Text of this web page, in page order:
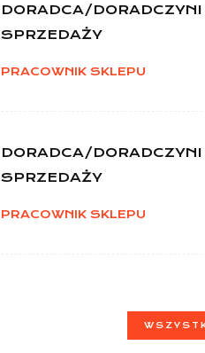
DORADCA/DORADCZYNI
SPRZEDAŻY
PRACOWNIK SKLEPU
DORADCA/DORADCZYNI
SPRZEDAŻY
PRACOWNIK SKLEPU